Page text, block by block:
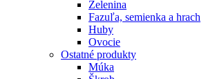
Zelenina
Fazuľa, semienka a hrach
Huby
Ovocie
Ostatné produkty
Múka